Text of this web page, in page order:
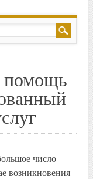
помощь
число
возникновения